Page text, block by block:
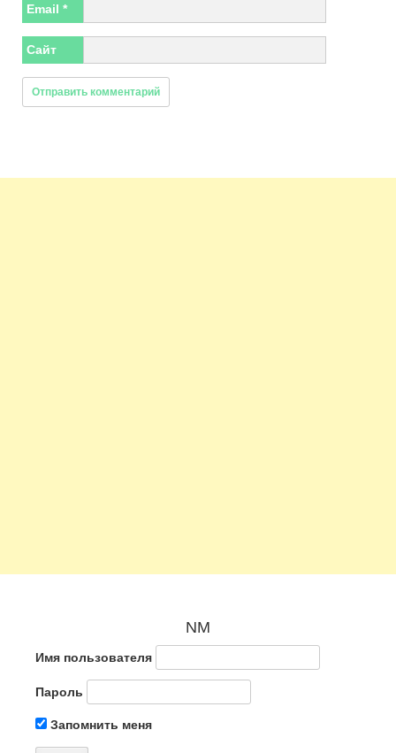
Email *
Сайт
NM
Имя пользователя
Пароль
Запомнить меня